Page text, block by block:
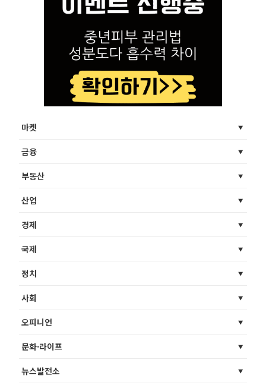
마켓
금융
부동산
산업
경제
국제
정치
사회
오피니언
문화·라이프
뉴스발전소